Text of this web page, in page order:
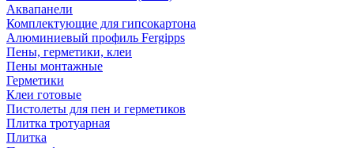
Аквапанели
Комплектующие для гипсокартона
Алюминиевый профиль Fergipps
Пены, герметики, клеи
Пены монтажные
Герметики
Клеи готовые
Пистолеты для пен и герметиков
Плитка тротуарная
Плитка